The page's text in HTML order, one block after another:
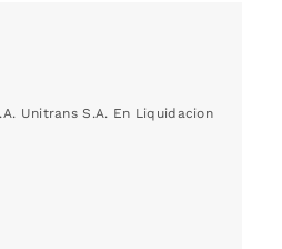
Unitrans S.A. En Liquidacion